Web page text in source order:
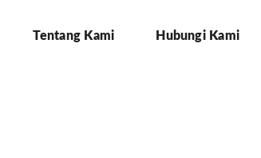
Tentang Kami Hubungi Kami